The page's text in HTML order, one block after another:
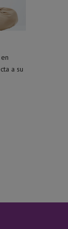
a su